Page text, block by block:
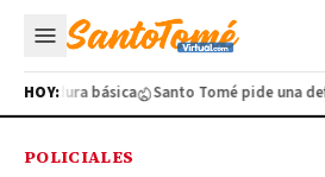
HOY: básica Santo Tomé pide una
POLICIALES